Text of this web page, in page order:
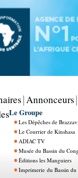
Annonceurs
Le Groupe
Les Dépêches de
Le Courrier de Kinshasa
ADIAC TV
Musée du Bassin du
Éditions les Manguiers
Imprimerie du Bassin du